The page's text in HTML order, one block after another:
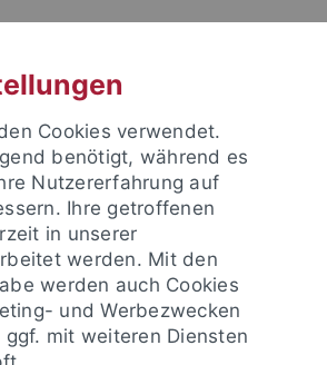
EINRICHTUNGEN
Cookies verwendet.
benötigt, während es
Nutzererfahrung auf
Ihre getroffenen
in unserer
werden. Mit den
werden auch Cookies
und Werbezwecken
mit weiteren Diensten